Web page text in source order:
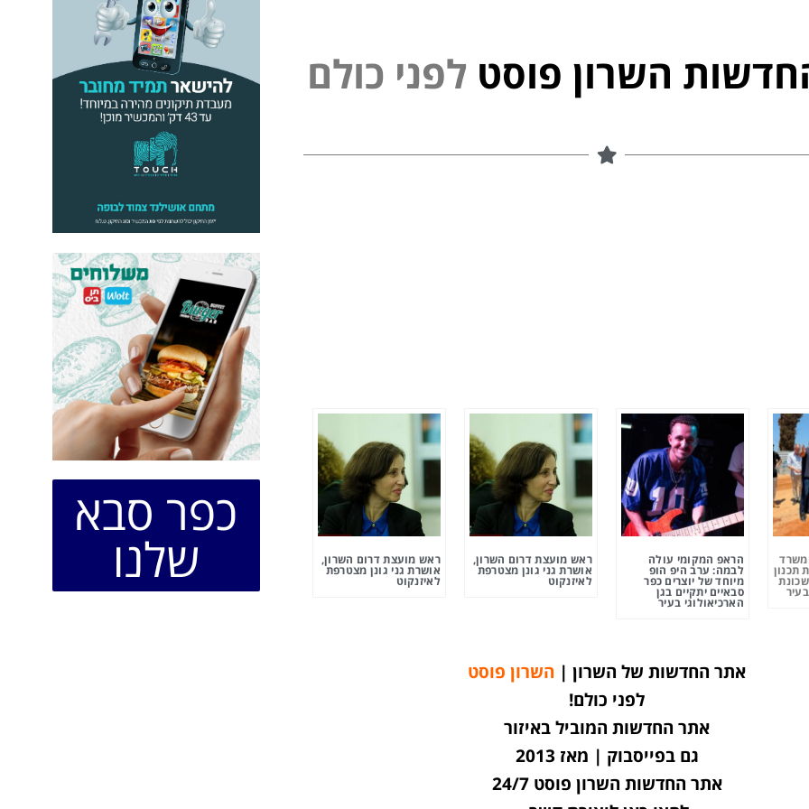
השרון פוסט לפני כולם
תכנון
הראפ המקומי עולה
לבמה: ערב היפ הופ
מיוחד של יוצרים כפר
סבאיים יתקיים בגן
הארכיאולוגי בעיר
ראש מועצת דרום השרון,
אושרת גני גונן מצטרפת
לאיזנקוט
ראש מועצת דרום השרון,
אושרת גני גונן מצטרפת
לאיזנקוט
כפר סבא
שלנו
אתר החדשות של השרון | השרון פוסט
לפני כולם!
אתר החדשות המוביל באיזור
גם בפייסבוק | מאז 2013
אתר החדשות השרון פוסט 24/7